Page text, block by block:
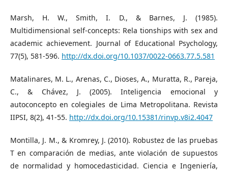
Marsh, H. W., Smith, I. D., & Barnes, J. (1985).
Multidimensional self-concepts: Rela tionships with sex and
academic achievement. Journal of Educational Psychology,
77(5), 581-596. http://dx.doi.org/10.1037/0022-0663.77.5.581
Matalinares, M. L., Arenas, C., Dioses, A., Muratta, R., Pareja,
C., & Chávez, J. (2005). Inteligencia emocional y
autoconcepto en colegiales de Lima Metropolitana. Revista
IIPSI, 8(2), 41-55. http://dx.doi.org/10.15381/rinvp.v8i2.4047
Montilla, J. M., & Kromrey, J. (2010). Robustez de las pruebas
T en comparación de medias, ante violación de supuestos
de normalidad y homocedasticidad. Ciencia e Ingeniería,